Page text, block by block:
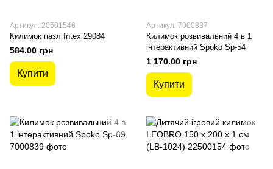
Артикул: 20501546
Килимок пазл Intex 29084
584.00 грн
Купити
Артикул: 7000837
Килимок розвивальний 4 в 1
інтерактивний Spoko Sp-54
1 170.00 грн
Купити